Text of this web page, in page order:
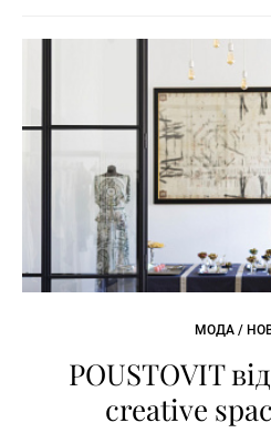
МОДА /
POUSTOVIT
creative